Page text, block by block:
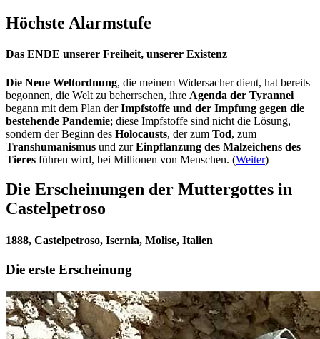
Höchste Alarmstufe
Das ENDE unserer Freiheit, unserer Existenz
Die Neue Weltordnung, die meinem Widersacher dient, hat bereits
begonnen, die Welt zu beherrschen, ihre Agenda der Tyrannei
begann mit dem Plan derImpfstoffe und der Impfung gegen die
bestehende Pandemie; diese Impfstoffe sind nicht die Lösung,
sondern der Beginn des Holocausts, der zum Tod, zum
Transhumanismus und zurEinpflanzung des Malzeichens des
Tieres führen wird, bei Millionen von Menschen. (Weiter)
Die Erscheinungen der Muttergottes in
Castelpetroso
1888, Castelpetroso, Isernia, Molise, Italien
Die erste Erscheinung